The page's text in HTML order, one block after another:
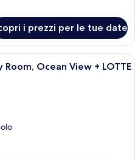
i prezzi per le tue date
Un edificio moderno e slanciato con
Room, Ocean View + LOTTE